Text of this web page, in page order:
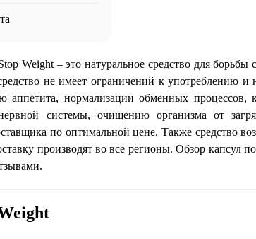
Weight – это натуральное средство для
не имеет ограничений к употреблению и
аппетита, нормализации обменных процессов,
системы, очищению организма от
по оптимальной цене. Также средство
производят во все регионы. Обзор капсул